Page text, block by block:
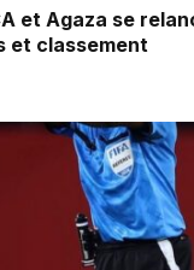
et Agaza se
et classement